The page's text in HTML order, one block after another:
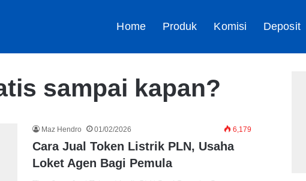
Home Produk Komisi Deposit
sampai kapan?
Maz Hendro 01/02/2026 6,179
Cara Jual Token Listrik PLN, Usaha
Loket Agen Bagi Pemula